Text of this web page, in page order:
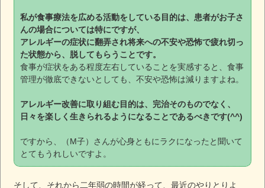
私が食事療法を広める活動をしている目的は、患者がお子さ
んの場合については特にですが、
アレルギーの症状に翻弄され将来への不安や恐怖で疲れ切っ
た状態から、脱してもらうことです。
食事が症状をある程度左右していることを実感すると、食事
管理が徹底できないとしても、不安や恐怖は減りますよね。
アレルギー改善に取り組む目的は、完治そのものでなく、
日々を楽しく生きられるようになることであるべきです(^^)
ですから、（М子）さんが心身ともにラクになったと聞いて
とてもうれしいですよ。
そして、それから二年弱の時間が経って、最近のやりとりよ